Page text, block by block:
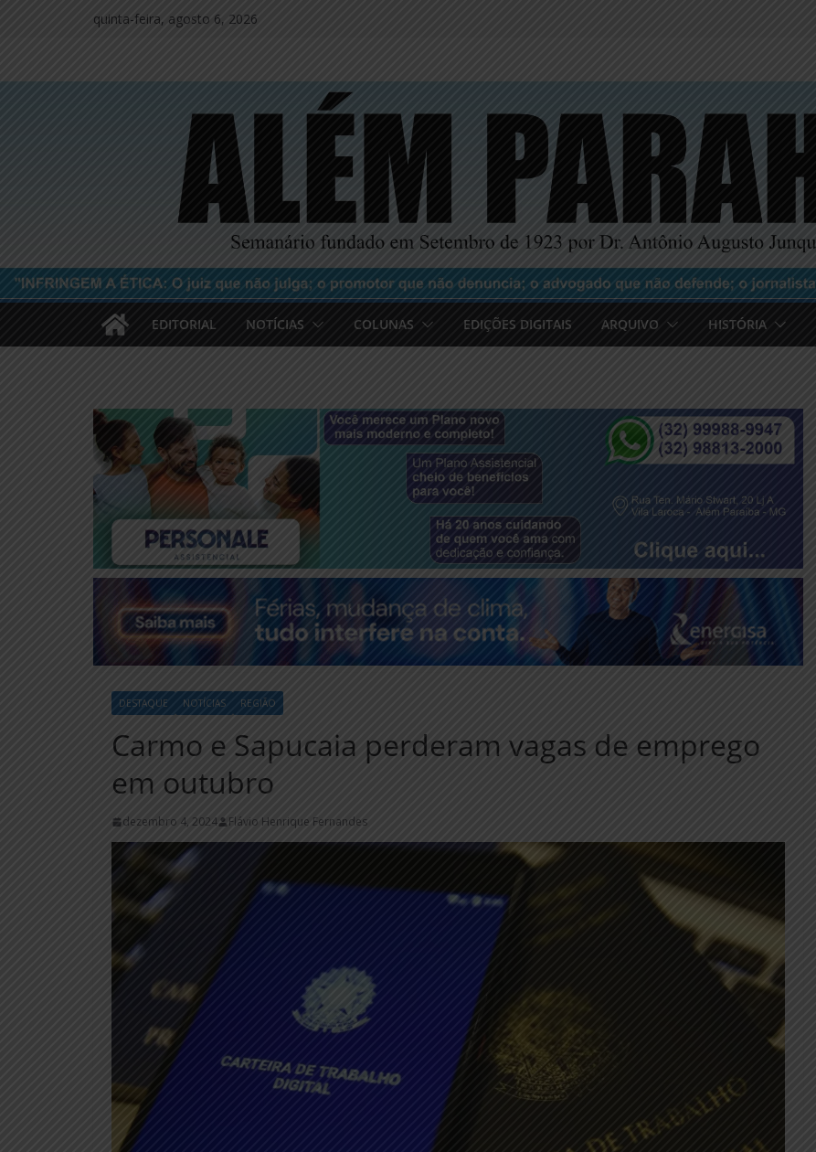
quinta-feira, agosto 6, 2026
EDITORIAL NOTÍCIAS COLUNAS EDIÇÕES DIGITAIS ARQUIVO HISTÓRIA
DESTAQUE NOTÍCIAS REGIÃO
Carmo e Sapucaia perderam vagas de emprego
em outubro
dezembro 4, 2024 Flávio Henrique Fernandes